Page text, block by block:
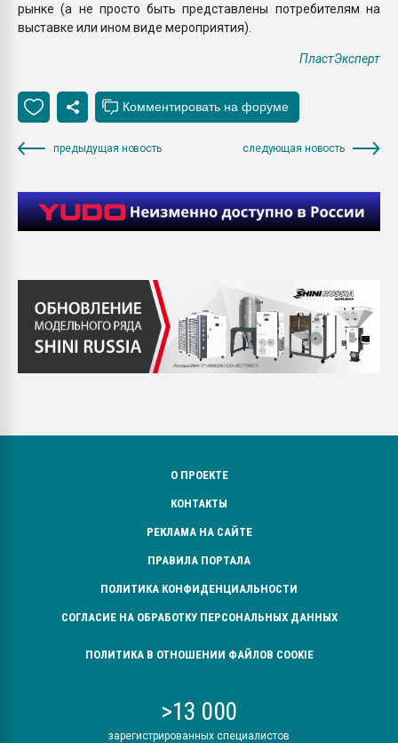
рынке (а не просто быть представлены потребителям на
выставке или ином виде мероприятия).
ПластЭксперт
предыдущая новость следующая новость
О ПРОЕКТЕ
КОНТАКТЫ
РЕКЛАМА НА САЙТЕ
ПРАВИЛА ПОРТАЛА
ПОЛИТИКА КОНФИДЕНЦИАЛЬНОСТИ
СОГЛАСИЕ НА ОБРАБОТКУ ПЕРСОНАЛЬНЫХ ДАННЫХ
ПОЛИТИКА В ОТНОШЕНИИ ФАЙЛОВ COOKIE
>13 000
зарегистрированных специалистов